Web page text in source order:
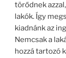
törődnek
lakók. Így
kiadnánk az
Nemcsak a
hozzá tartozó